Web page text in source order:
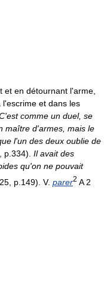
en détournant l'arme,
et dans les
comme un duel, se
maître d'armes, mais le
l'un des deux oublie de
p.334). Il avait des
qu'on ne pouvait
p.149). V. parer2 A 2